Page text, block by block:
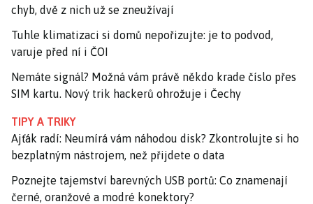
chyb, dvě z nich už se zneužívají
Tuhle klimatizaci si domů nepořizujte: je to podvod,
varuje před ní i ČOI
Nemáte signál? Možná vám právě někdo krade číslo přes
SIM kartu. Nový trik hackerů ohrožuje i Čechy
TIPY A TRIKY
Ajťák radí: Neumírá vám náhodou disk? Zkontrolujte si ho
bezplatným nástrojem, než přijdete o data
Poznejte tajemství barevných USB portů: Co znamenají
černé, oranžové a modré konektory?